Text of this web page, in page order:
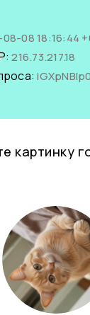
08 18:16:44
216.73.217.18
картинку